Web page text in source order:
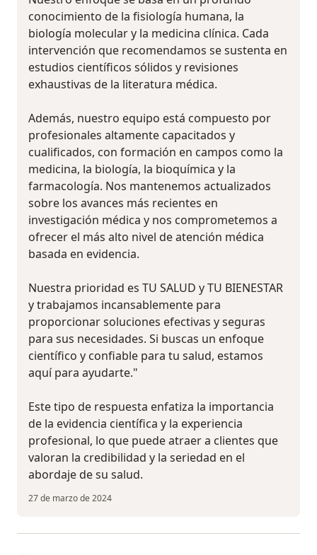
conocimiento de la fisiología humana, la
biología molecular y la medicina clínica. Cada
intervención que recomendamos se sustenta en
estudios científicos sólidos y revisiones
exhaustivas de la literatura médica.
Además, nuestro equipo está compuesto por
profesionales altamente capacitados y
cualificados, con formación en campos como la
medicina, la biología, la bioquímica y la
farmacología. Nos mantenemos actualizados
sobre los avances más recientes en
investigación médica y nos comprometemos a
ofrecer el más alto nivel de atención médica
basada en evidencia.
Nuestra prioridad es TU SALUD y TU BIENESTAR
y trabajamos incansablemente para
proporcionar soluciones efectivas y seguras
para sus necesidades. Si buscas un enfoque
científico y confiable para tu salud, estamos
aquí para ayudarte."
Este tipo de respuesta enfatiza la importancia
de la evidencia científica y la experiencia
profesional, lo que puede atraer a clientes que
valoran la credibilidad y la seriedad en el
abordaje de su salud.
27 de marzo de 2024